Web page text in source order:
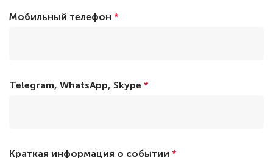
Мобильный телефон *
Telegram, WhatsApp, Skype *
Краткая информация о событии *